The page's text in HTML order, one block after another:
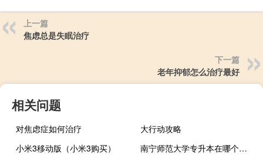
上一篇
焦虑总是失眠治疗
下一篇
老年抑郁怎么治疗最好
相关问题
对焦虑症如何治疗
大行动攻略
小米3移动版（小米3购买）
南宁师范大学专升本在哪个校区